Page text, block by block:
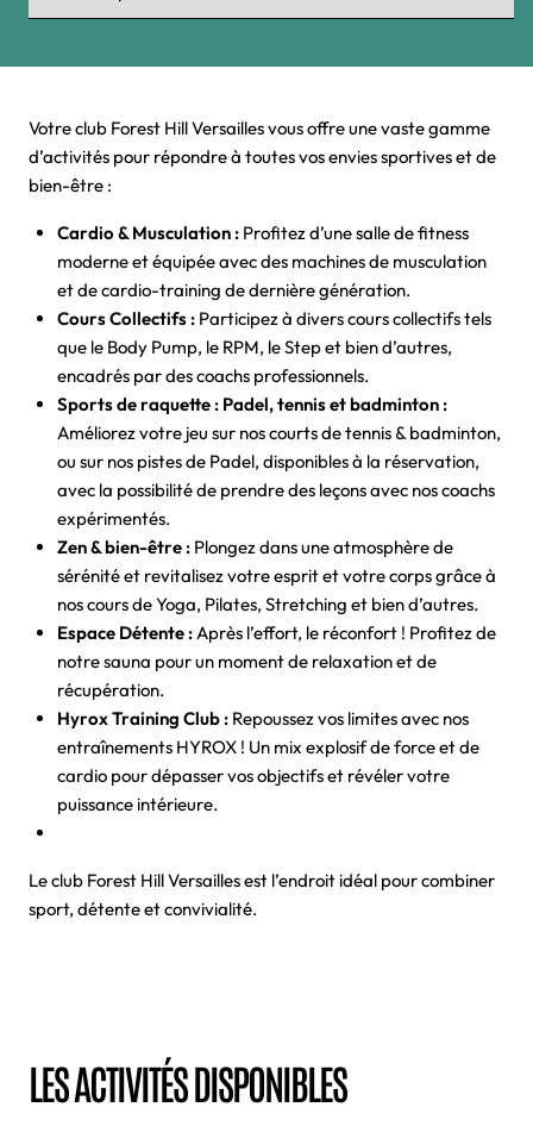
Votre club Forest Hill Versailles vous offre une vaste gamme
d’activités pour répondre à toutes vos envies sportives et de
bien-être :
Cardio & Musculation : Profitez d’une salle de fitness
moderne et équipée avec des machines de musculation
et de cardio-training de dernière génération.
Cours Collectifs : Participez à divers cours collectifs tels
que le Body Pump, le RPM, le Step et bien d’autres,
encadrés par des coachs professionnels.
Sports de raquette : Padel, tennis et badminton :
Améliorez votre jeu sur nos courts de tennis & badminton,
ou sur nos pistes de Padel, disponibles à la réservation,
avec la possibilité de prendre des leçons avec nos coachs
expérimentés.
Zen & bien-être : Plongez dans une atmosphère de
sérénité et revitalisez votre esprit et votre corps grâce à
nos cours de Yoga, Pilates, Stretching et bien d’autres.
Espace Détente : Après l’effort, le réconfort ! Profitez de
notre sauna pour un moment de relaxation et de
récupération.
Hyrox Training Club : Repoussez vos limites avec nos
entraînements HYROX ! Un mix explosif de force et de
cardio pour dépasser vos objectifs et révéler votre
puissance intérieure.
Le club Forest Hill Versailles est l’endroit idéal pour combiner
sport, détente et convivialité.
LES ACTIVITÉS DISPONIBLES